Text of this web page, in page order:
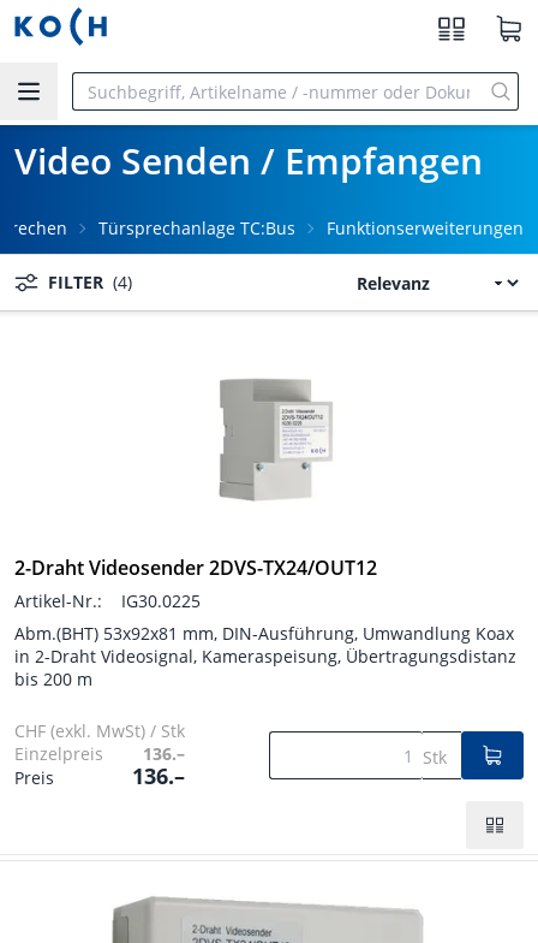
Zum Hauptinhalt springen
Video Senden / Empfangen
Türsprechanlage TC:Bus Funktionserweiterungen
FILTER (4)
2-Draht Videosender 2DVS-TX24/OUT12
Artikel-Nr.:
IG30.0225
Abm.(BHT) 53x92x81 mm, DIN-Ausführung, Umwandlung Koax
in 2-Draht Videosignal, Kameraspeisung, Übertragungsdistanz
bis 200 m
CHF (exkl. MwSt) / Stk
Einzelpreis
136.–
Preis
136.–
Stk